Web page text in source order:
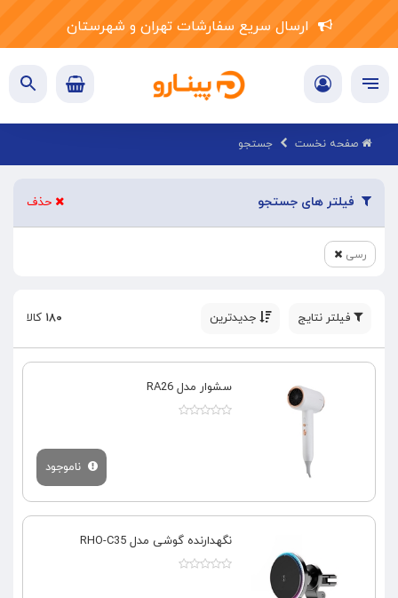
ارسال سریع سفارشات تهران و شهرستان
صفحه نخست جستجو
فیلتر های جستجو حذف
رسی
فیلتر نتایج جدیدترین ۱۸۰ کالا
سشوار مدل RA26
ناموجود
نگهدارنده گوشی مدل RHO-C35